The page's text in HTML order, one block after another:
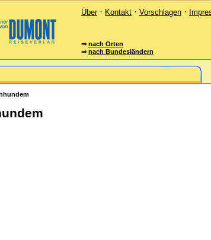
Über· Kontakt · Vorschlagen ·
⇒ nach Orten
⇒ nach Bundesländern